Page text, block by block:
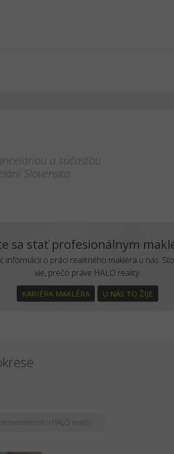
a súčasťou
Slovenska
sa stať profesionálnym
informácii o práci realitného makléra u nás.
vie, prečo práve HALO reality.
KARIÉRA MAKLÉRA U NÁS TO ŽIJE
Nehnuteľnosti v HALO reality